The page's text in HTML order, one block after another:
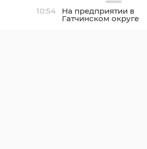
10:54 На предприятии в
Гатчинском округе
провели учения по